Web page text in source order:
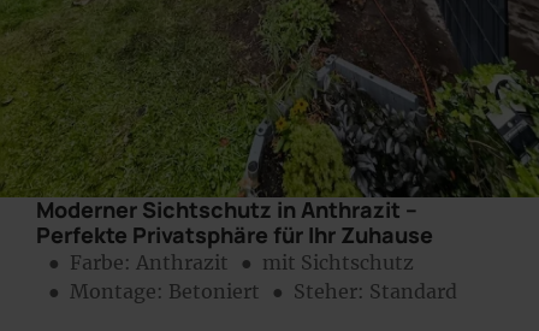
Moderner Sichtschutz in Anthrazit –
Perfekte Privatsphäre für Ihr Zuhause
● Farbe: Anthrazit
● mit Sichtschutz
● Montage: Betoniert ● Steher: Standard